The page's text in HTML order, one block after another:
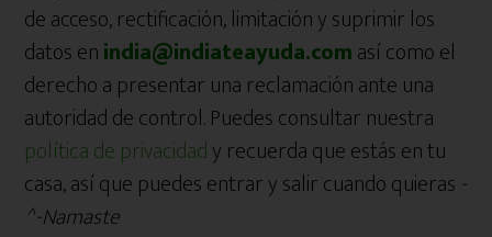
de acceso, rectificación, limitación y suprimir los
datos enindia@indiateayuda.comasí como el
derecho a presentar una reclamación ante una
autoridad de control. Puedes consultar nuestra
política de privacidady recuerda que estás en tu
casa, así que puedes entrar y salir cuando quieras -
^-Namaste